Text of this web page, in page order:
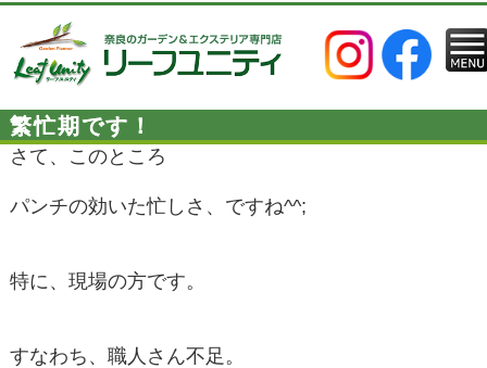
繁忙期です！
さて、このところ
パンチの効いた忙しさ、ですね^^;
特に、現場の方です。
すなわち、職人さん不足。